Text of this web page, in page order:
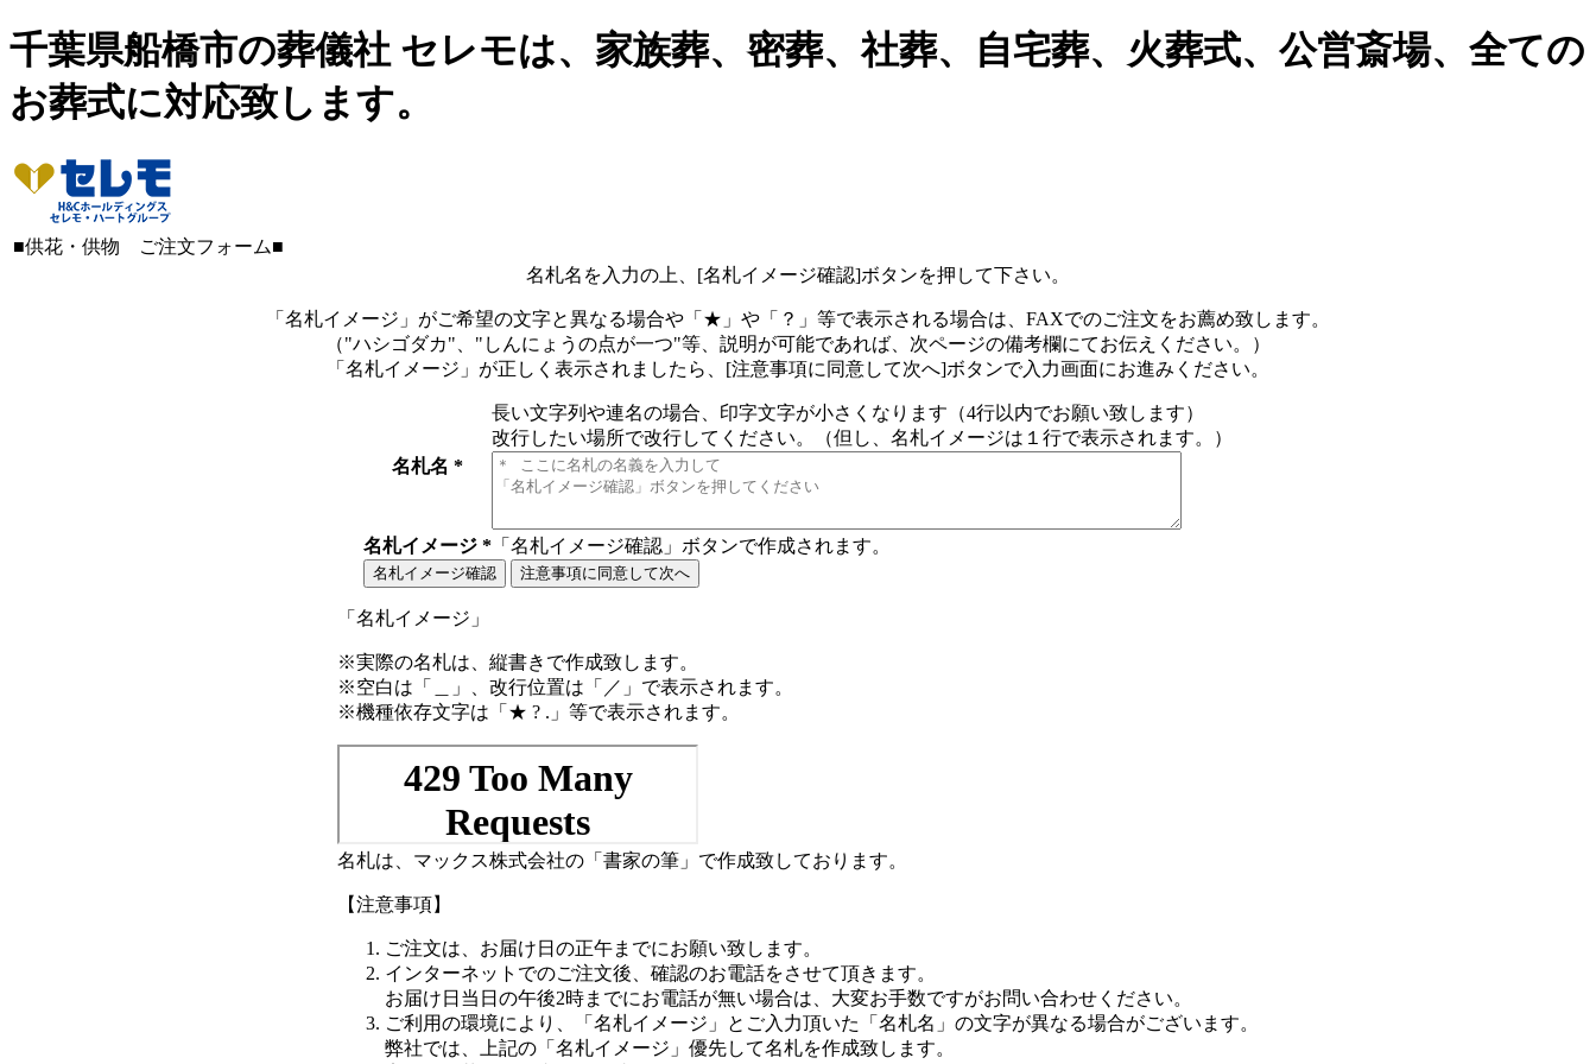
千葉県船橋市の葬儀社 セレモは、家族葬、密葬、社葬、自宅葬、火葬式、公営斎場、全ての
お葬式に対応致します。
■供花・供物 ご注文フォーム■
名札名を入力の上、[名札イメージ確認]ボタンを押して下さい。
「名札イメージ」がご希望の文字と異なる場合や「★」や「？」等で表示される場合は、FAXでのご注文をお薦め致します。
（"ハシゴダカ"、"しんにょうの点が一つ"等、説明が可能であれば、次ページの備考欄にてお伝えください。）
「名札イメージ」が正しく表示されましたら、[注意事項に同意して次へ]ボタンで入力画面にお進みください。
名札名 *
長い文字列や連名の場合、印字文字が小さくなります（4行以内でお願い致します）
改行したい場所で改行してください。（但し、名札イメージは１行で表示されます。）
名札イメージ * 「名札イメージ確認」ボタンで作成されます。
「名札イメージ」
※実際の名札は、縦書きで作成致します。
※空白は「＿」、改行位置は「／」で表示されます。
※機種依存文字は「★ ? .」等で表示されます。
名札は、マックス株式会社の「書家の筆」で作成致しております。
【注意事項】
ご注文は、お届け日の正午までにお願い致します。
インターネットでのご注文後、確認のお電話をさせて頂きます。
お届け日当日の午後2時までにお電話が無い場合は、大変お手数ですがお問い合わせください。
ご利用の環境により、「名札イメージ」とご入力頂いた「名札名」の文字が異なる場合がございます。
弊社では、上記の「名札イメージ」優先して名札を作成致します。